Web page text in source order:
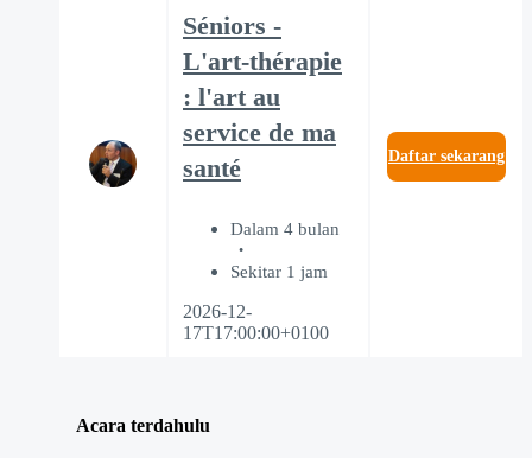
Séniors -
L'art-thérapie
: l'art au
service de ma
santé
Dalam 4 bulan
Sekitar 1 jam
2026-12-
17T17:00:00+0100
Daftar sekarang
Acara terdahulu